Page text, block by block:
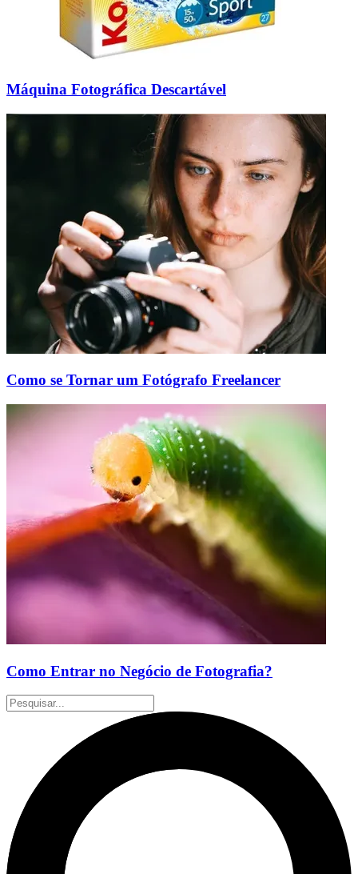
Máquina Fotográfica Descartável
Como se Tornar um Fotógrafo Freelancer
Como Entrar no Negócio de Fotografia?